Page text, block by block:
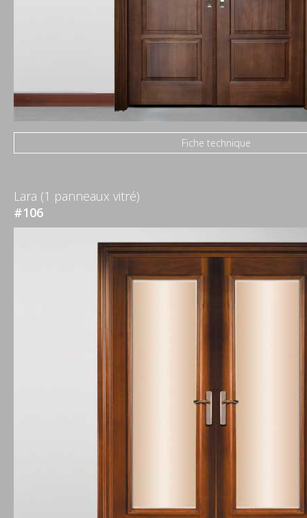
Fiche technique
Lara (1 panneaux vitré)
#106